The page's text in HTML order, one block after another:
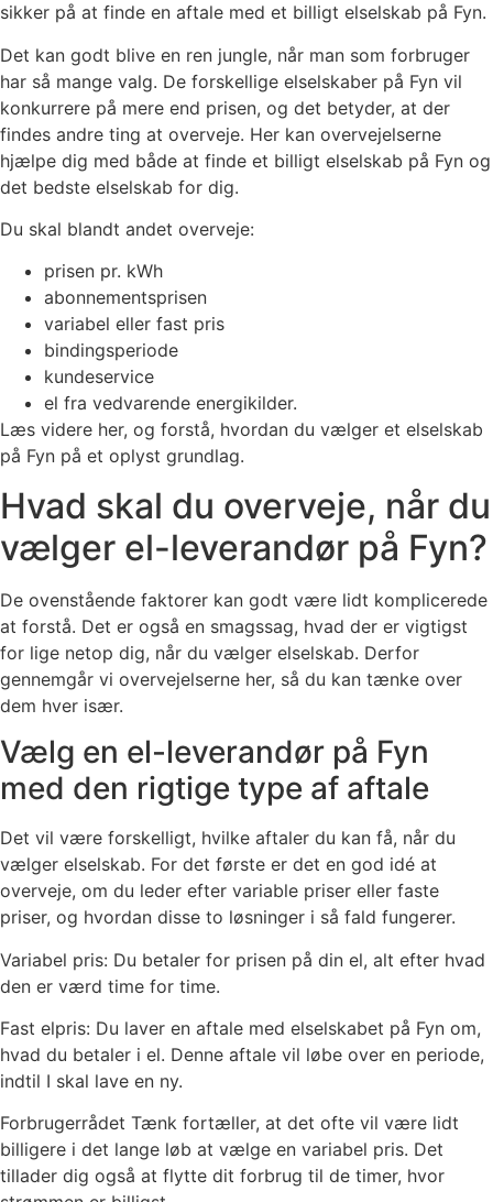
sikker på at finde en aftale med et billigt elselskab på Fyn.
Det kan godt blive en ren jungle, når man som forbruger
har så mange valg. De forskellige elselskaber på Fyn vil
konkurrere på mere end prisen, og det betyder, at der
findes andre ting at overveje. Her kan overvejelserne
hjælpe dig med både at finde et billigt elselskab på Fyn og
det bedste elselskab for dig.
Du skal blandt andet overveje:
prisen pr. kWh
abonnementsprisen
variabel eller fast pris
bindingsperiode
kundeservice
el fra vedvarende energikilder.
Læs videre her, og forstå, hvordan du vælger et elselskab
på Fyn på et oplyst grundlag.
Hvad skal du overveje, når du
vælger el-leverandør på Fyn?
De ovenstående faktorer kan godt være lidt komplicerede
at forstå. Det er også en smagssag, hvad der er vigtigst
for lige netop dig, når du vælger elselskab. Derfor
gennemgår vi overvejelserne her, så du kan tænke over
dem hver især.
Vælg en el-leverandør på Fyn
med den rigtige type af aftale
Det vil være forskelligt, hvilke aftaler du kan få, når du
vælger elselskab. For det første er det en god idé at
overveje, om du leder efter variable priser eller faste
priser, og hvordan disse to løsninger i så fald fungerer.
Variabel pris: Du betaler for prisen på din el, alt efter hvad
den er værd time for time.
Fast elpris: Du laver en aftale med elselskabet på Fyn om,
hvad du betaler i el. Denne aftale vil løbe over en periode,
indtil I skal lave en ny.
Forbrugerrådet Tænk fortæller, at det ofte vil være lidt
billigere i det lange løb at vælge en variabel pris. Det
tillader dig også at flytte dit forbrug til de timer, hvor